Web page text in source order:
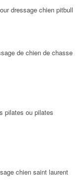
dressage chien pitbull
de chien de chasse
pilates ou pilates
chien saint laurent